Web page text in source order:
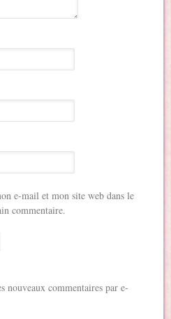
e-mail et mon site web dans le
commentaire.
nouveaux commentaires par e-